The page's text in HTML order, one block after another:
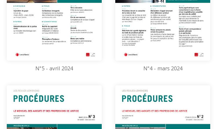
N°5 - avril 2024 N°4 - mars 2024